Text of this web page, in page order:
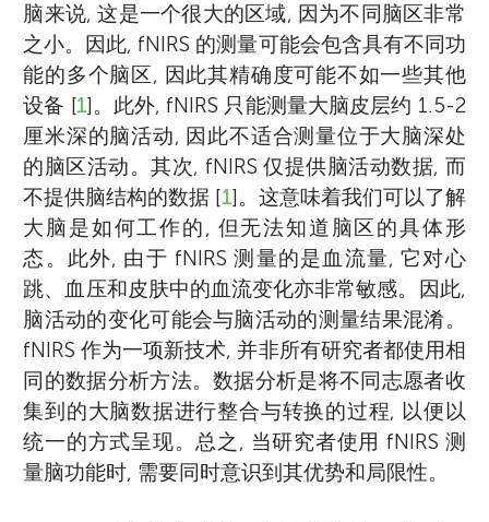
脑来说, 这是一个很大的区域, 因为不同脑区非常
之小。因此, fNIRS 的测量可能会包含具有不同功
能的多个脑区, 因此其精确度可能不如一些其他
设备 [1]。此外, fNIRS 只能测量大脑皮层约 1.5-2
厘米深的脑活动, 因此不适合测量位于大脑深处
的脑区活动。其次, fNIRS 仅提供脑活动数据, 而
不提供脑结构的数据 [1]。这意味着我们可以了解
大脑是如何工作的, 但无法知道脑区的具体形
态。此外, 由于 fNIRS 测量的是血流量, 它对心
跳、血压和皮肤中的血流变化亦非常敏感。因此,
脑活动的变化可能会与脑活动的测量结果混淆。
fNIRS 作为一项新技术, 并非所有研究者都使用相
同的数据分析方法。数据分析是将不同志愿者收
集到的大脑数据进行整合与转换的过程, 以便以
统一的方式呈现。总之, 当研究者使用 fNIRS 测
量脑功能时, 需要同时意识到其优势和局限性。